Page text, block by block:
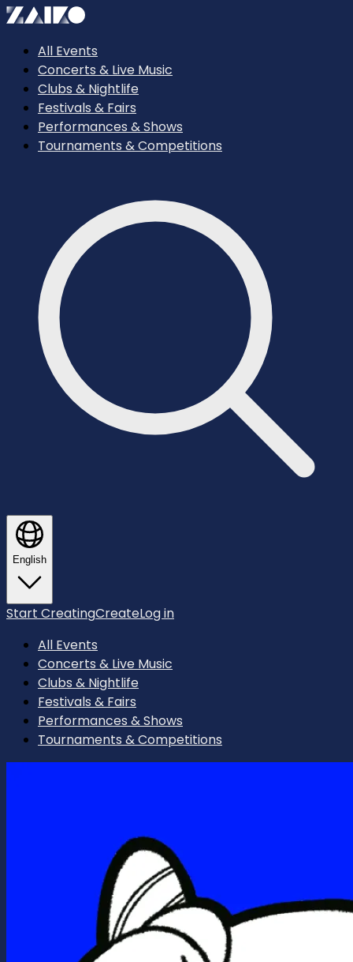
All Events
Concerts & Live Music
Clubs & Nightlife
Festivals & Fairs
Performances & Shows
Tournaments & Competitions
English
Start CreatingCreateLog in
All Events
Concerts & Live Music
Clubs & Nightlife
Festivals & Fairs
Performances & Shows
Tournaments & Competitions